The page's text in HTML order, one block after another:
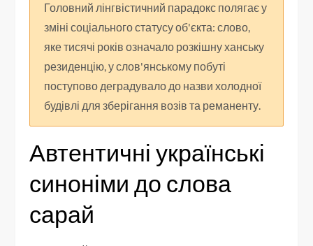
Головний лінгвістичний парадокс полягає у
зміні соціального статусу об'єкта: слово,
яке тисячі років означало розкішну ханську
резиденцію, у слов'янському побуті
поступово деградувало до назви холодної
будівлі для зберігання возів та реманенту.
Автентичні українські
синоніми до слова
сарай